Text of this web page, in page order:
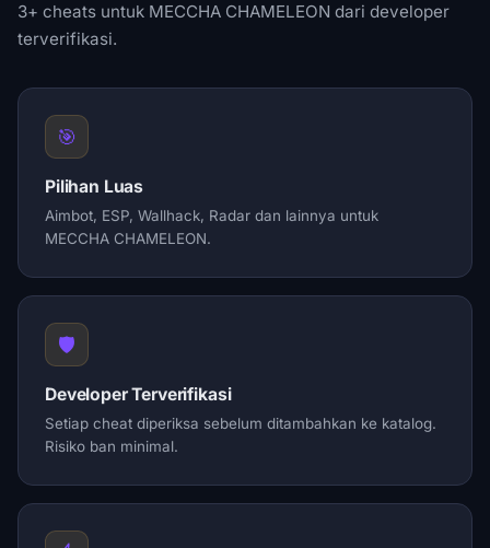
3+ cheats untuk MECCHA CHAMELEON dari developer
terverifikasi.
🎯
Pilihan Luas
Aimbot, ESP, Wallhack, Radar dan lainnya untuk
MECCHA CHAMELEON.
🛡️
Developer Terverifikasi
Setiap cheat diperiksa sebelum ditambahkan ke katalog.
Risiko ban minimal.